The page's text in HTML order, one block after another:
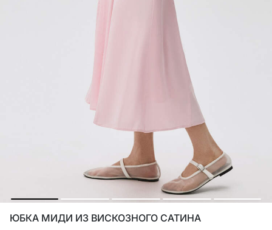
ЮБКА МИДИ ИЗ ВИСКОЗНОГО САТИНА